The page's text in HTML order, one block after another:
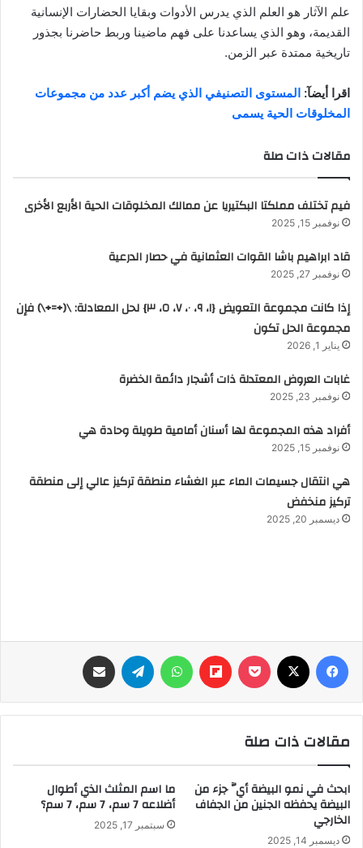
علم الآثار هو العلم الذي يدرس الأدوات وبقايا الحضارات الإنسانية
القديمة، وهو الذي يساعدنا على فهم ماضينا وربط حاضرنا بجذور
تاريخية ممتدة عبر الزمن.
اقرا أيضآ: المستوى التصنيفي الذي يضم أكبر عدد من مجموعات
المخلوقات الحية يسمى
مقالات ذات صلة
فيم تختلف مملكتا البكتيريا عن ممالك المخلوقات الحية الأربع الأخرى
نوفمبر 15, 2025
قاد ابراهيم باشا القوات العثمانية في حصار الدرعية
نوفمبر 27, 2025
إذا كانت مجموعة التعويض {١، ٩، ٠، ٧، ٥، ٣} لحل المعادلة: \(+=+\) فإن
مجموعة الحل تكون
يناير 1, 2026
غابات العروض المعتدلة ذات أشجار دائمة الخضرة
نوفمبر 23, 2025
أفراد هذه المجموعة لها أسنان أمامية طويلة وحادة هي
نوفمبر 15, 2025
هي انتقال جسيمات الماء عبر الغشاء منطقة تركيز عالي إلى منطقة
تركيز منخفض
ديسمبر 20, 2025
فيسبوك ‫Pocket
Flipboard واتساب تيلقرام
مقالات ذات صلة
ابحث في نمو البيضة أيُّ جزء من
البيضة يحفظه الجنين من الجفاف
الخارجي
ديسمبر 14, 2025
ما اسم المثلث الذي أطوال
أضلاعه 7 سم، 7 سم، 7 سم؟
سبتمبر 17, 2025